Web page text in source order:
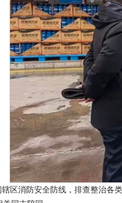
辖区消防安全防线，排查整治各